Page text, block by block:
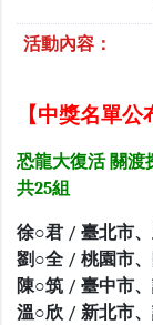
活動內容：
【中獎名單
恐龍大復活 關渡
共25組
徐○君 / 臺北市
劉○全 / 桃園市
陳○筑 / 臺中市
溫○欣 / 新北市